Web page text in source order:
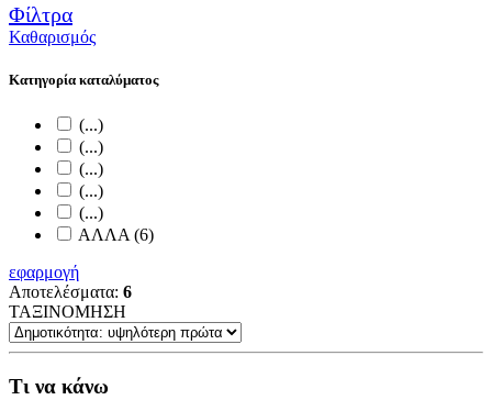
Φίλτρα
Καθαρισμός
Κατηγορία καταλύματος
(...)
(...)
(...)
(...)
(...)
ΑΛΛΑ (6)
εφαρμογή
Αποτελέσματα: 6
ΤΑΞΙΝΟΜΗΣΗ
Τι να κάνω